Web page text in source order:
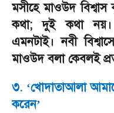
মসীহে মাওউদ
কথা;দুই কথা নয়।
এমনটাই। নবী
মাওউদ বলা কেবলই
৩. ‘খোদাতাআলা
করেন’